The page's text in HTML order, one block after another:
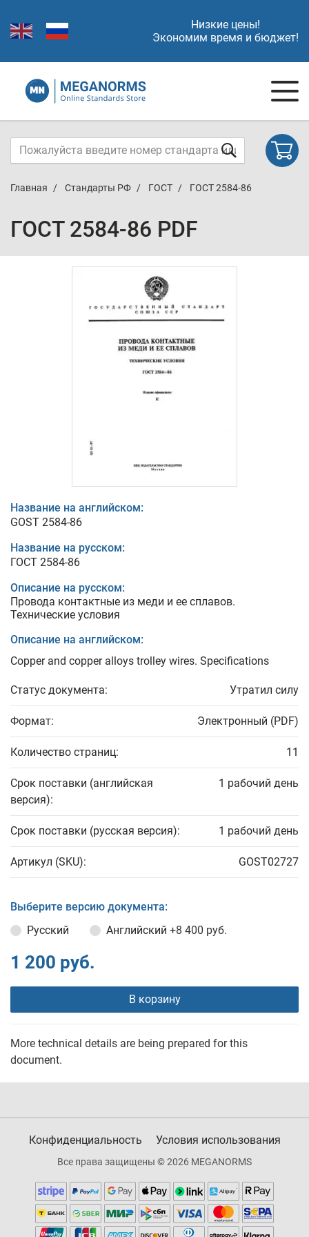
Низкие цены!
Экономим время и бюджет!
Главная Стандарты РФ ГОСТ ГОСТ 2584-86
ГОСТ 2584-86 PDF
Название на английском:
GOST 2584-86
Название на русском:
ГОСТ 2584-86
Описание на русском:
Провода контактные из меди и ее сплавов.
Технические условия
Описание на английском:
Copper and copper alloys trolley wires. Specifications
Статус документа: Утратил силу
Формат: Электронный (PDF)
Количество страниц: 11
Срок поставки (английская
версия):
1 рабочий день
Срок поставки (русская версия): 1 рабочий день
Артикул (SKU): GOST02727
Выберите версию документа:
Русский
Английский +8 400 руб.
1 200 руб.
В корзину
More technical details are being prepared for this
document.
Конфиденциальность Условия использования
Все права защищены © 2026 MEGANORMS